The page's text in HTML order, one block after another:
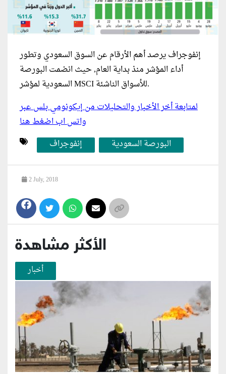
إنفوجراف يرصد أهم الأرقام عن السوق السعودي وتطور
أداء المؤشر منذ بداية العام, حيث انضمت البورصة
السعودية لمؤشر MSCI للأسواق الناشئة.
لمتابعة أخر الأخبار والتحليلات من إيكونومي بلس عبر
واتس اب اضغط هنا
إنفوجراف
البورصة السعودية
2 July, 2018
الأكثر مشاهدة
أخبار